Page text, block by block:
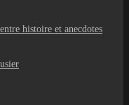
histoire et anecdotes